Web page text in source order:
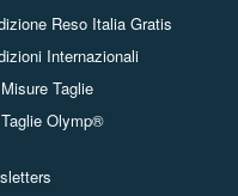
Reso Italia Gratis
Internazionali
Taglie
Olymp®